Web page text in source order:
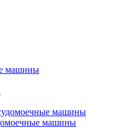
машины
машины
машины